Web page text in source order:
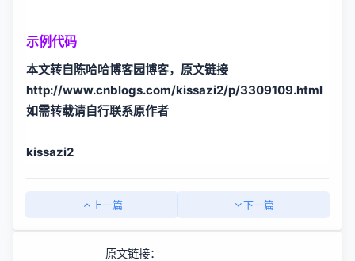
示例代码
本文转自陈哈哈博客园博客，原文链接
http://www.cnblogs.com/kissazi2/p/3309109.html
如需转载请自行联系原作者
kissazi2
上一篇 下一篇
原文链接：